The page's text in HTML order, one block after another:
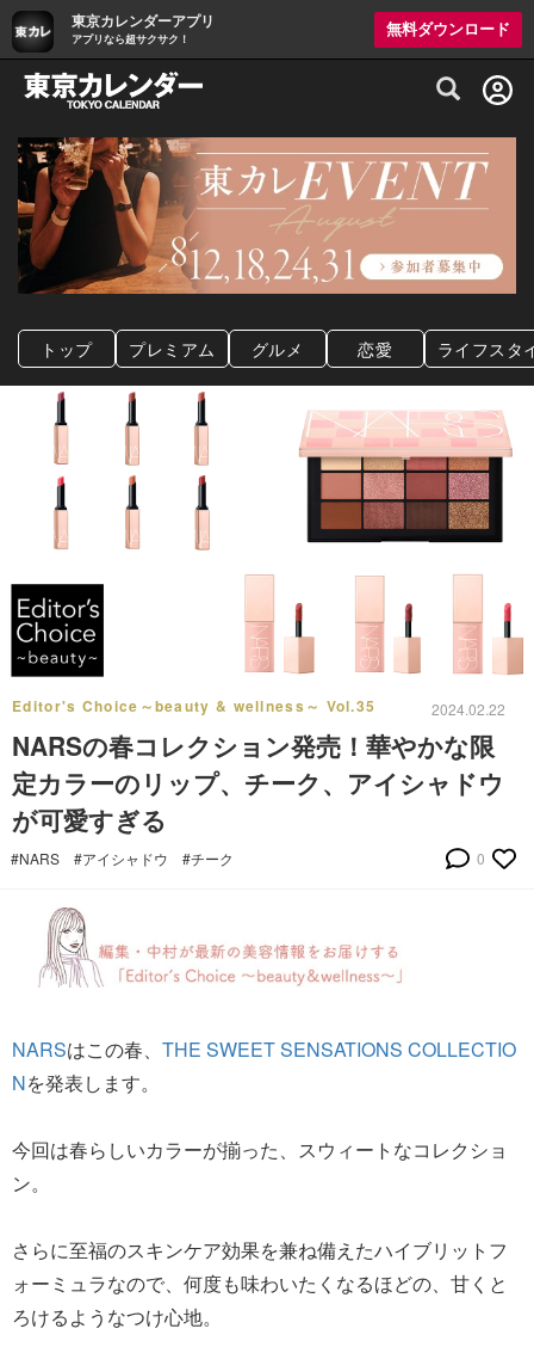
東京カレンダーアプリ
アプリなら超サクサク！
無料ダウンロード
グルメ情報・プレミアムレストラン予約
トップ プレミアム グルメ 恋愛 ライフスタ
Editor's Choice～beauty & wellness～ Vol.35 2024.02.22
NARSの春コレクション発売！華やかな限
定カラーのリップ、チーク、アイシャドウ
が可愛すぎる
#NARS #アイシャドウ #チーク 0
NARSはこの春、 THE SWEET SENSATIONS COLLECTIO
Nを発表します。
今回は春らしいカラーが揃った、スウィートなコレクショ
ン。
さらに至福のスキンケア効果を兼ね備えたハイブリットフ
ォーミュラなので、何度も味わいたくなるほどの、甘くと
ろけるようなつけ心地。